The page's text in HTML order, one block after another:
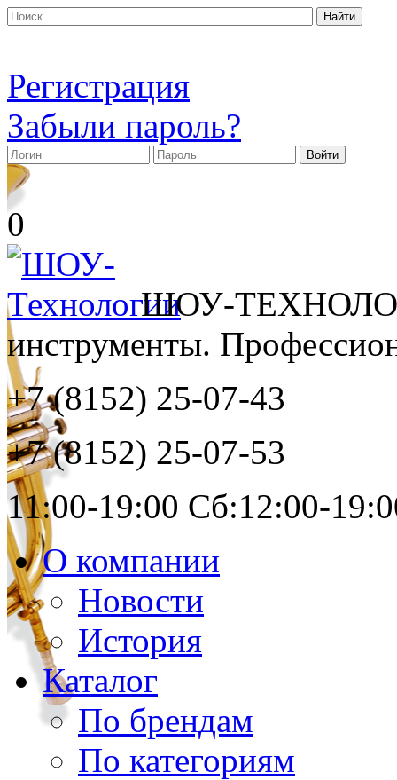
Регистрация
Забыли пароль?
0
ШОУ-
инструменты.
+7 (8152) 25-07-43
+7 (8152) 25-07-53
11:00-19:00 Сб:12:00-
О компании
Новости
История
Каталог
По брендам
По категориям